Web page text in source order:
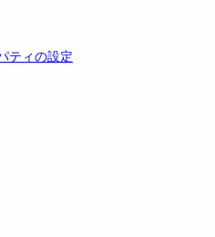
ティの設定